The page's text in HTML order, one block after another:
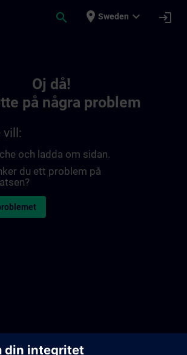
search place Sweden expand_more login
Oj då!
på några problem
vill:
och ladda om sidan.
du ett problem på